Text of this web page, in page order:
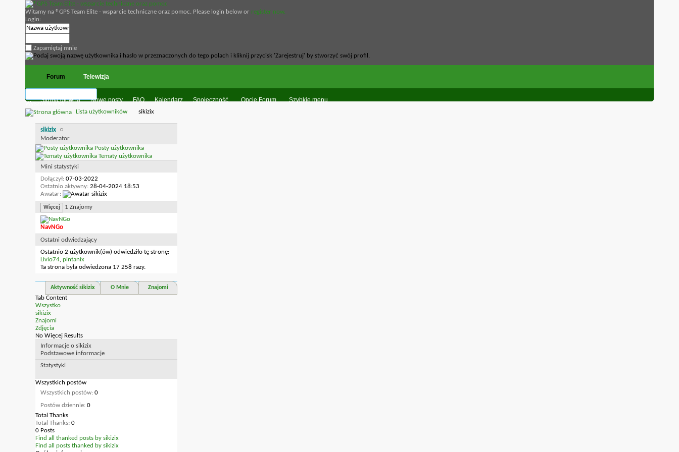
Witamy na ®GPS Team Elite - wsparcie techniczne oraz pomoc. Please login below or register now.
Login:
Zapamiętaj mnie
Forum
Strona główna Nowe posty FAQ Kalendarz Społeczność Opcje Forum Szybkie menu
Telewizja
Wyszukiwarka
Lista użytkowników sikizix
sikizix
Moderator
Posty użytkownika
Tematy użytkownika
Mini statystyki
Dołączył 07-03-2022
Ostatnio aktywny 28-04-2024 18:53
Awatar
Więcej 1 Znajomy
NavNGo
Ostatni odwiedzający
Ostatnio 2 użytkownik(ów) odwiedziło tę stronę:
Livio74, pintanix
Ta strona była odwiedzona 17 258 razy.
Aktywność sikizix O Mnie Znajomi
Tab Content
Wszystko
sikizix
Znajomi
Zdjęcia
No Więcej Results
Informacje o sikizix
Podstawowe informacje
Statystyki
Wszystkich postów
Wszystkich postów 0
Postów dziennie 0
Total Thanks
Total Thanks 0
0 Posts
Find all thanked posts by sikizix
Find all posts thanked by sikizix